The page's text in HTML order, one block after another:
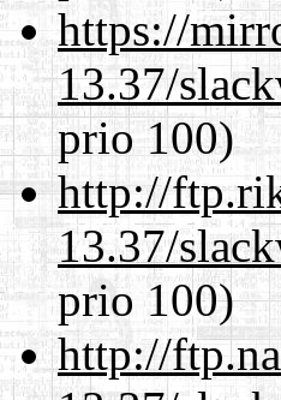
https://
13.37/
prio 100)
http://
13.37/
prio 100)
http://